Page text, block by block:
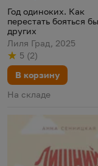
Год одиноких. Как
перестать бояться
других
Лиля Град, 2025
Рейтинг
5
из 5 (
по результату
2
голосов)
В корзину
На складе